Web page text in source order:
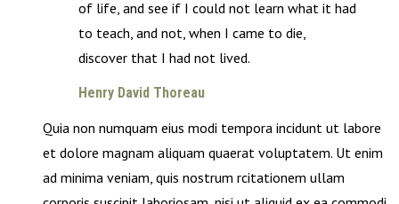
of life, and see if I could not learn what it had
to teach, and not, when I came to die,
discover that I had not lived.
Henry David Thoreau
Quia non numquam eius modi tempora incidunt ut labore
et dolore magnam aliquam quaerat voluptatem. Ut enim
ad minima veniam, quis nostrum rcitationem ullam